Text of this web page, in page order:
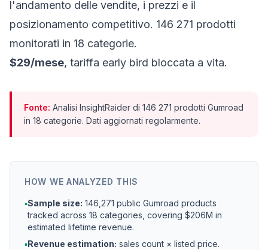
l'andamento delle vendite, i prezzi e il
posizionamento competitivo. 146 271 prodotti
monitorati in 18 categorie.
$29/mese, tariffa early bird bloccata a vita.
Fonte: Analisi InsightRaider di 146 271 prodotti Gumroad
in 18 categorie. Dati aggiornati regolarmente.
HOW WE ANALYZED THIS
▪Sample size: 146,271 public Gumroad products
tracked across 18 categories, covering $206M in
estimated lifetime revenue.
▪Revenue estimation: sales count × listed price.